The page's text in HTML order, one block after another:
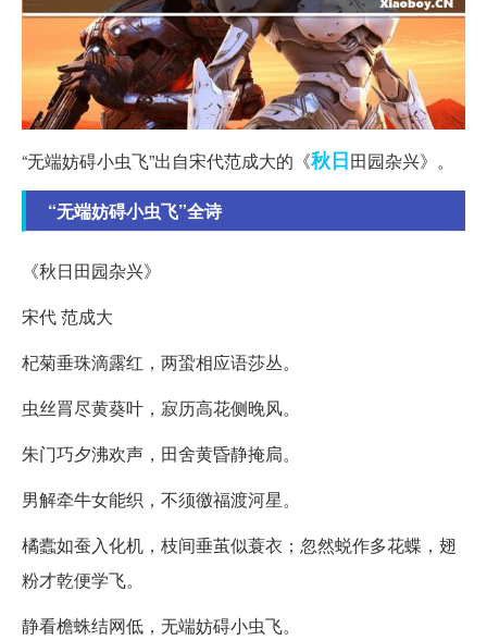
“无端妨碍小虫飞”出自宋代范成大的《秋日田园杂兴》。
“无端妨碍小虫飞”全诗
《秋日田园杂兴》
宋代 范成大
杞菊垂珠滴露红，两蛩相应语莎丛。
虫丝罥尽黄葵叶，寂历高花侧晚风。
朱门巧夕沸欢声，田舍黄昏静掩扃。
男解牵牛女能织，不须徼福渡河星。
橘蠹如蚕入化机，枝间垂茧似蓑衣；忽然蜕作多花蝶，翅
粉才乾便学飞。
静看檐蛛结网低，无端妨碍小虫飞。